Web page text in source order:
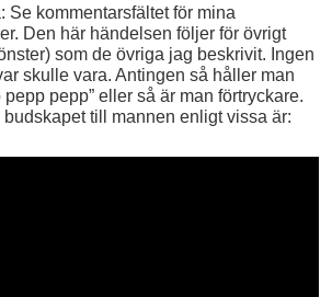
Se kommentarsfältet för mina
Den här händelsen följer för övrigt
som de övriga jag beskrivit. Ingen
skulle vara. Antingen så håller man
pepp” eller så är man förtryckare.
budskapet till mannen enligt vissa är: